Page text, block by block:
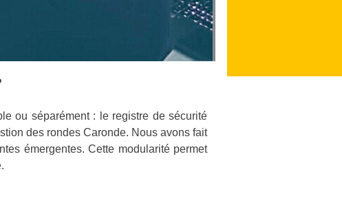
ou séparément : le registre de sécurité
des rondes Caronde. Nous avons fait
émergentes. Cette modularité permet